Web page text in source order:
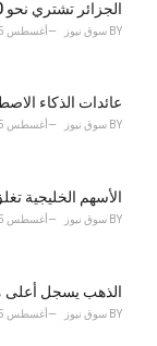
الجزائر تشتري نحو 720 ألف طن من القمح في مناقصة دولية وسط طلب قوي على إمدادات البحر الأسود
BY سوق نيوز أغسطس 5, 2026
عائدات الذكاء
BY سوق نيوز أغسطس 5, 2026
الأسهم الخليجية
BY سوق نيوز أغسطس 5, 2026
الذهب يسجل أعلى
BY سوق نيوز أغسطس 5, 2026